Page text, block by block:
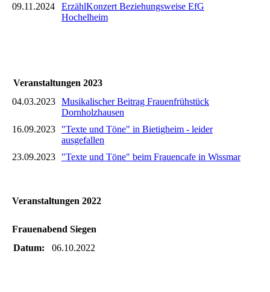
09.11.2024
ErzählKonzert Beziehungsweise EfG
Hochelheim
Veranstaltungen 2023
04.03.2023 Musikalischer Beitrag Frauenfrühstück
Dornholzhausen
16.09.2023
"Texte und Töne" in Bietigheim - leider
ausgefallen
23.09.2023
"Texte und Töne" beim Frauencafe in Wissmar
Veranstaltungen 2022
Frauenabend Siegen
Datum:
06.10.2022